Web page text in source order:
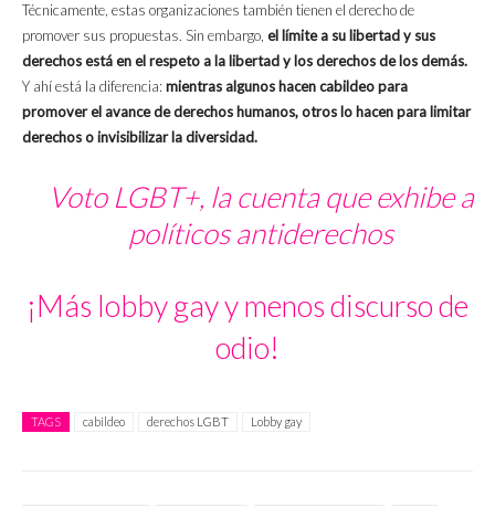
Técnicamente, estas organizaciones también tienen el derecho de
promover sus propuestas. Sin embargo, el límite a su libertad y sus
derechos está en el respeto a la libertad y los derechos de los demás.
Y ahí está la diferencia: mientras algunos hacen cabildeo para
promover el avance de derechos humanos, otros lo hacen para limitar
derechos o invisibilizar la diversidad.
Voto LGBT+, la cuenta que exhibe a
políticos antiderechos
¡Más lobby gay y menos discurso de
odio!
TAGS cabildeo derechos LGBT Lobby gay